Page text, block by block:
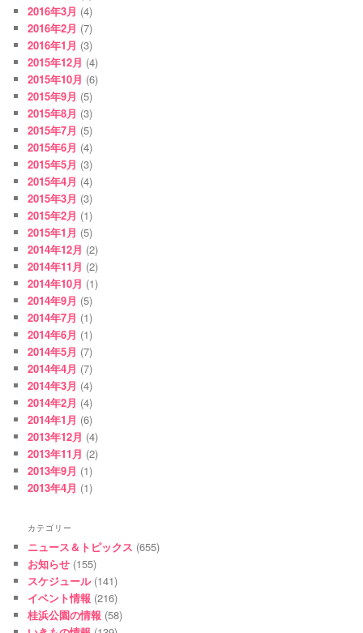
2016年3月 (4)
2016年2月 (7)
2016年1月 (3)
2015年12月 (4)
2015年10月 (6)
2015年9月 (5)
2015年8月 (3)
2015年7月 (5)
2015年6月 (4)
2015年5月 (3)
2015年4月 (4)
2015年3月 (3)
2015年2月 (1)
2015年1月 (5)
2014年12月 (2)
2014年11月 (2)
2014年10月 (1)
2014年9月 (5)
2014年7月 (1)
2014年6月 (1)
2014年5月 (7)
2014年4月 (7)
2014年3月 (4)
2014年2月 (4)
2014年1月 (6)
2013年12月 (4)
2013年11月 (2)
2013年9月 (1)
2013年4月 (1)
カテゴリー
ニュース＆トピックス (655)
お知らせ (155)
スケジュール(141)
イベント情報 (216)
桂浜公園の情報 (58)